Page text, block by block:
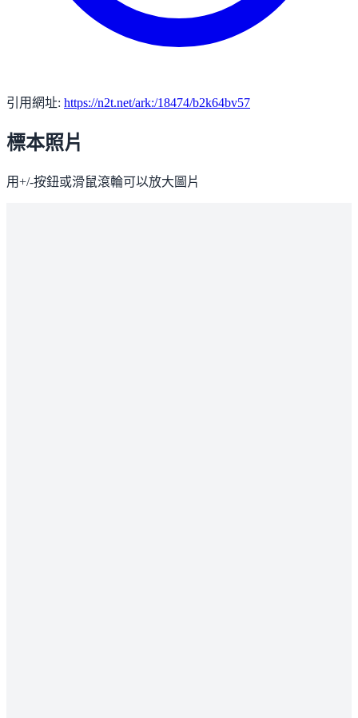
引用網址: https://n2t.net/ark:/18474/b2k64bv57
標本照片
用+/-按鈕或滑鼠滾輪可以放大圖片